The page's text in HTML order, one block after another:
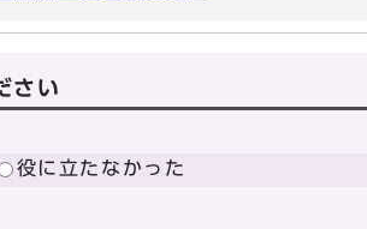
さい
役に立たなかった